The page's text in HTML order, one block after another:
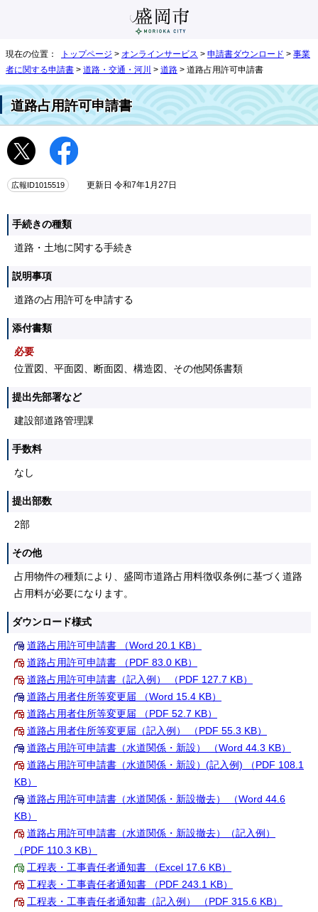
現在の位置： トップページ > オンラインサービス > 申請書ダウンロード > 事業
者に関する申請書 > 道路・交通・河川 > 道路 > 道路占用許可申請書
道路占用許可申請書
広報ID1015519 更新日 令和7年1月27日
手続きの種類
道路・土地に関する手続き
説明事項
道路の占用許可を申請する
添付書類
必要
位置図、平面図、断面図、構造図、その他関係書類
提出先部署など
建設部道路管理課
手数料
なし
提出部数
2部
その他
占用物件の種類により、盛岡市道路占用料徴収条例に基づく道路
占用料が必要になります。
ダウンロード様式
道路占用許可申請書 （Word 20.1 KB）
道路占用許可申請書 （PDF 83.0 KB）
道路占用許可申請書（記入例） （PDF 127.7 KB）
道路占用者住所等変更届 （Word 15.4 KB）
道路占用者住所等変更届 （PDF 52.7 KB）
道路占用者住所等変更届（記入例） （PDF 55.3 KB）
道路占用許可申請書（水道関係・新設） （Word 44.3 KB）
道路占用許可申請書（水道関係・新設）(記入例) （PDF 108.1
KB）
道路占用許可申請書（水道関係・新設撤去） （Word 44.6
KB）
道路占用許可申請書（水道関係・新設撤去）（記入例）
（PDF 110.3 KB）
工程表・工事責任者通知書 （Excel 17.6 KB）
工程表・工事責任者通知書 （PDF 243.1 KB）
工程表・工事責任者通知書（記入例） （PDF 315.6 KB）